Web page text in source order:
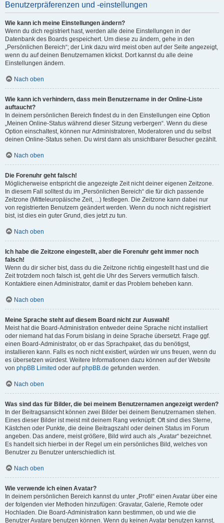
Benutzerpräferenzen und -einstellungen
Wie kann ich meine Einstellungen ändern?
Wenn du dich registriert hast, werden alle deine Einstellungen in der
Datenbank des Boards gespeichert. Um diese zu ändern, gehe in den
„Persönlichen Bereich“; der Link dazu wird meist oben auf der Seite angezeigt,
wenn du auf deinen Benutzernamen klickst. Dort kannst du alle deine
Einstellungen ändern.
Nach oben
Wie kann ich verhindern, dass mein Benutzername in der Online-Liste
auftaucht?
In deinem persönlichen Bereich findest du in den Einstellungen eine Option
„Meinen Online-Status während dieser Sitzung verbergen“. Wenn du diese
Option einschaltest, können nur Administratoren, Moderatoren und du selbst
deinen Online-Status sehen. Du wirst dann als unsichtbarer Besucher gezählt.
Nach oben
Die Forenuhr geht falsch!
Möglicherweise entspricht die angezeigte Zeit nicht deiner eigenen Zeitzone.
In diesem Fall solltest du im „Persönlichen Bereich“ die für dich passende
Zeitzone (Mitteleuropäische Zeit, ...) festlegen. Die Zeitzone kann dabei nur
von registrierten Benutzern geändert werden. Wenn du noch nicht registriert
bist, ist dies ein guter Grund, dies jetzt zu tun.
Nach oben
Ich habe die Zeitzone eingestellt, aber die Forenuhr geht immer noch
falsch!
Wenn du dir sicher bist, dass du die Zeitzone richtig eingestellt hast und die
Zeit trotzdem noch falsch ist, geht die Uhr des Servers vermutlich falsch.
Kontaktiere einen Administrator, damit er das Problem beheben kann.
Nach oben
Meine Sprache steht auf diesem Board nicht zur Auswahl!
Meist hat die Board-Administration entweder deine Sprache nicht installiert
oder niemand hat das Forum bislang in deine Sprache übersetzt. Frage ggf.
einen Board-Administrator, ob er das Sprachpaket, das du benötigst,
installieren kann. Falls es noch nicht existiert, würden wir uns freuen, wenn du
es übersetzen würdest. Weitere Informationen dazu können auf der Website
von phpBB Limited oder aufphpBB.de gefunden werden.
Nach oben
Was sind das für Bilder, die bei meinem Benutzernamen angezeigt werden?
In der Beitragsansicht können zwei Bilder bei deinem Benutzernamen stehen.
Eines dieser Bilder ist meist mit deinem Rang verknüpft: Oft sind dies Sterne,
Kästchen oder Punkte, die deine Beitragszahl oder deinen Status im Forum
angeben. Das andere, meist größere, Bild wird auch als „Avatar“ bezeichnet.
Es handelt sich hierbei in der Regel um ein persönliches Bild, welches von
Benutzer zu Benutzer unterschiedlich ist.
Nach oben
Wie verwende ich einen Avatar?
In deinem persönlichen Bereich kannst du unter „Profil“ einen Avatar über eine
der folgenden vier Methoden hinzufügen: Gravatar, Galerie, Remote oder
Hochladen. Die Board-Administration kann bestimmen, ob und wie die
Benutzer Avatare benutzen können. Wenn du keinen Avatar benutzen kannst,